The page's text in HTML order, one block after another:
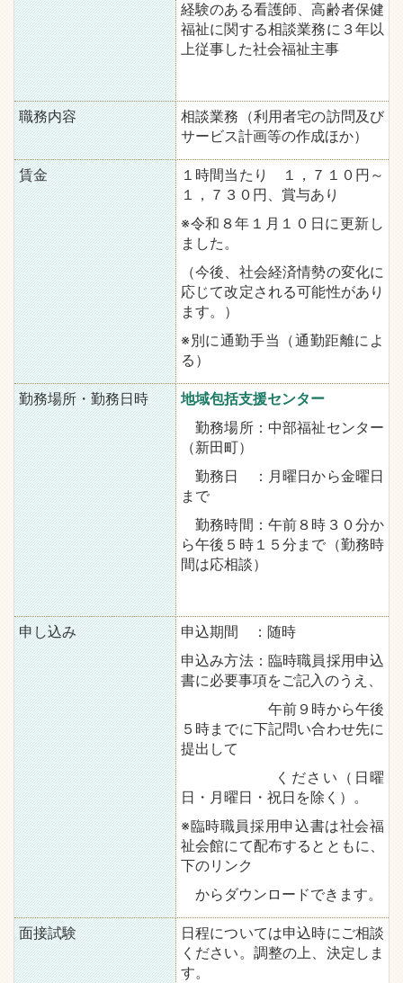
経験のある看護師、高齢者保健
福祉に関する相談業務に３年以
上従事した社会福祉主事
職務内容
相談業務（利用者宅の訪問及び
サービス計画等の作成ほか）
賃金
１時間当たり １，７１０円～
１，７３０円、賞与あり
※令和８年１月１０日に更新し
ました。
（今後、社会経済情勢の変化に
応じて改定される可能性があり
ます。）
※別に通勤手当（通勤距離によ
る）
勤務場所・勤務日時
地域包括支援センター
勤務場所：中部福祉センター
（新田町）
勤務日 ：月曜日から金曜日
まで
勤務時間：午前８時３０分か
ら午後５時１５分まで（勤務時
間は応相談）
申し込み
申込期間 ：随時
申込み方法：臨時職員採用申込
書に必要事項をご記入のうえ、
午前９時から午後
５時までに下記問い合わせ先に
提出して
ください（日曜
日・月曜日・祝日を除く）。
※臨時職員採用申込書は社会福
祉会館にて配布するとともに、
下のリンク
からダウンロードできます。
面接試験
日程については申込時にご相談
ください。調整の上、決定しま
す。